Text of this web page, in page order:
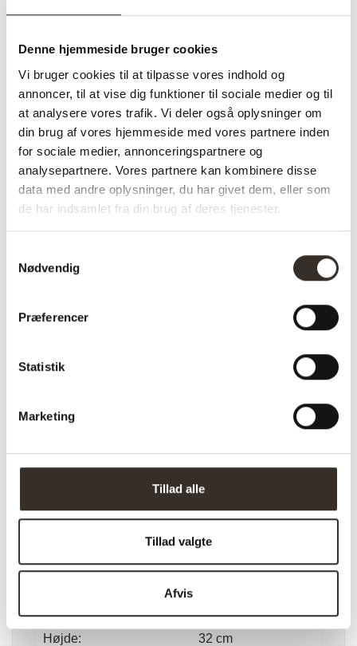
Denne hjemmeside bruger cookies
Vi bruger cookies til at tilpasse vores indhold og
annoncer, til at vise dig funktioner til sociale medier og til
at analysere vores trafik. Vi deler også oplysninger om
din brug af vores hjemmeside med vores partnere inden
for sociale medier, annonceringspartnere og
analysepartnere. Vores partnere kan kombinere disse
data med andre oplysninger, du har givet dem, eller som
de har indsamlet fra din brug af deres tjenester.
Nødvendig
Præferencer
Statistik
Marketing
Tillad alle
Tillad valgte
Afvis
orden og overblik i din garderobe eller entré
Uanset om du har etlille eller stort rum, er denne
skoreol et stilfuldt valg til dit hjem.
✅ Hurtig fragt
✅ Kvalitet & Design
✅ 14 dages fuld returret
✅ Levering: 1-3 dage
✅ Stk. pris
✅Farve: Sort
Tøjstativer og
Sort
Materiale: Poppeltræ, Stål
Sort
Længde: 78 cm
Højde: 32 cm